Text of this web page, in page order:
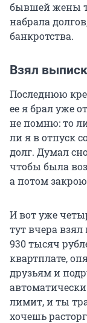
бывшей жены
набрала
банкротства.
Взял
Последнюю
ее я брал уже
не помню: то
ли я в отпуск
долг. Думал
чтобы была
а потом
И вот уже
тут вчера
930 тысяч
квартплате,
друзьям и
лимит, и ты
хочешь